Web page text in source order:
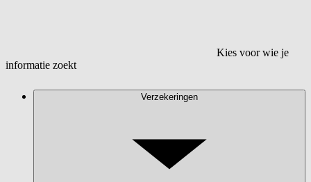
Kies voor wie je
informatie zoekt
Verzekeringen